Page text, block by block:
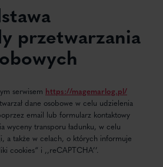
przetwarzania
serwisem https://magemarlog.pl/
dane osobowe w celu udzielenia
email lub formularz kontaktowy
wyceny transporu ładunku, w celu
a także w celach, o których informuje
cookies“ i ,,reCAPTCHA’’.